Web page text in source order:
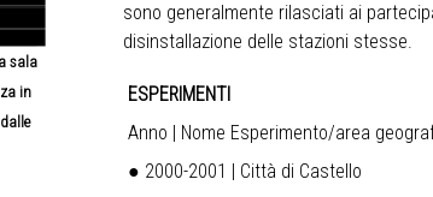
sala
in
sono generalmente rilasciati ai
disinstallazione delle stazioni stesse.
ESPERIMENTI
Anno | Nome Esperimento/area
● 2000-2001 | Città di Castello